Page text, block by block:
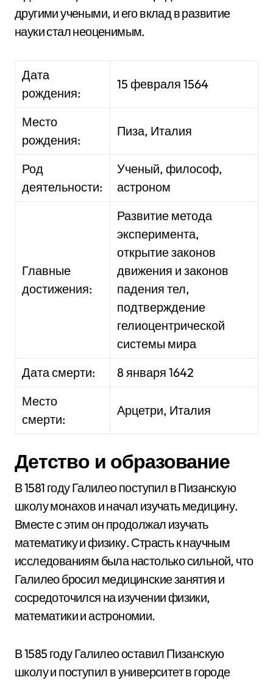
другими учеными, и его вклад в развитие
науки стал неоценимым.
Дата
рождения:
15 февраля 1564
Место
рождения:
Пиза, Италия
Род
деятельности:
Ученый, философ,
астроном
Главные
достижения:
Развитие метода
эксперимента,
открытие законов
движения и законов
падения тел,
подтверждение
гелиоцентрической
системы мира
Дата смерти:
8 января 1642
Место
смерти:
Арцетри, Италия
Детство и образование
В 1581 году Галилео поступил в Пизанскую
школу монахов и начал изучать медицину.
Вместе с этим он продолжал изучать
математику и физику. Страсть к научным
исследованиям была настолько сильной, что
Галилео бросил медицинские занятия и
сосредоточился на изучении физики,
математики и астрономии.
В 1585 году Галилео оставил Пизанскую
школу и поступил в университет в городе